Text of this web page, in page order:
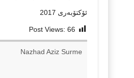
ئۆكتۆبه‌ری 2017‌‌
Post Views: 66
Nazhad Aziz Surme